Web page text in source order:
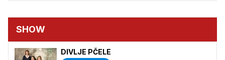
SHOW
DIVLJE PČELE